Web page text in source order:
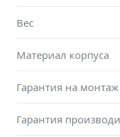
Вес
Материал корпуса
Гарантия на монтаж
Гарантия